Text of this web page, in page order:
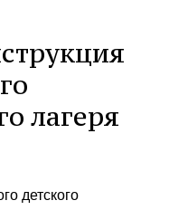
лагеря
детского